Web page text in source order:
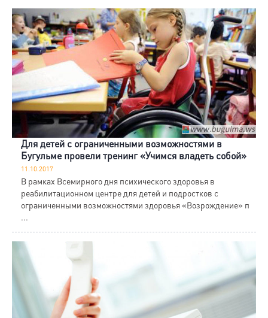
Для детей с ограниченными возможностями в
Бугульме провели тренинг «Учимся владеть собой»
11.10.2017
В рамках Всемирного дня психического здоровья в
реабилитационном центре для детей и подростков с
ограниченными возможностями здоровья «Возрождение» п
...